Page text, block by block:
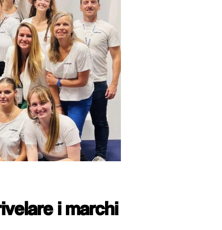
i marchi